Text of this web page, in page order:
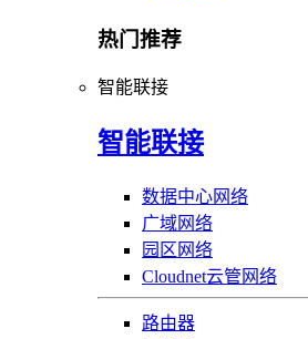
热门推荐
智能联接
智能联接
数据中心网络
广域网络
园区网络
Cloudnet云管网络
路由器